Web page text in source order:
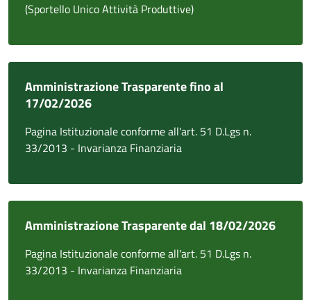
(Sportello Unico Attività Produttive)
Amministrazione Trasparente fino al
17/02/2026
Pagina Istituzionale conforme all'art. 51 D.Lgs n.
33/2013 - Invarianza Finanziaria
Amministrazione Trasparente dal 18/02/2026
Pagina Istituzionale conforme all'art. 51 D.Lgs n.
33/2013 - Invarianza Finanziaria